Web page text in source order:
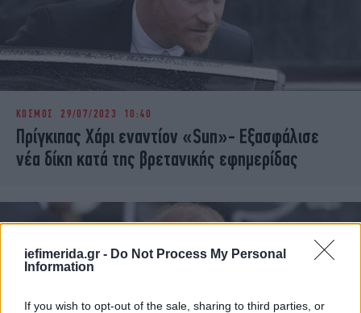
iefimerida.gr - Do Not Process My Personal
Information
If you wish to opt-out of the sale, sharing to third parties, or
ΚΟΣΜΟΣ 29/07/2023 10:40
Πρίγκιπας Χάρι εναντίον «Sun»- Εξασφάλισε
νέα δίκη κατά της βρετανικής εφημερίδας